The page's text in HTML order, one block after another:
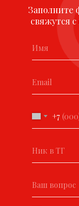
свяжутся
+7